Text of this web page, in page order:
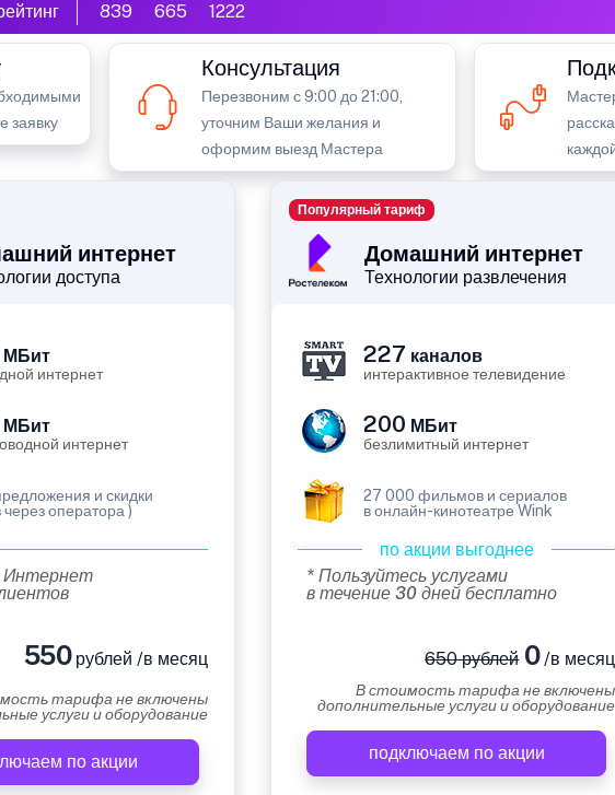
839 665 1222
заявку
Консультация
Перезвоним с 9:00 до 21:00,
уточним Ваши желания и
оформим выезд Мастера
интернет
доступа
МБит
интернет
МБит
интернет
и скидки
через оператора )
Интернет
550рублей /в месяц
тарифа не включены
услуги и оборудование
по акции
Домашний интернет
Технологии развлечения
Популярный тариф
227 каналов
интерактивное телевидение
200 МБит
безлимитный интернет
27 000 фильмов и сериалов
в онлайн-кинотеатре Wink
по акции выгоднее
* Пользуйтесь услугами
в течение 30 дней бесплатно
650 рублей0/в месяц
В стоимость тарифа не включены
дополнительные услуги и оборудование
подключаем по акции